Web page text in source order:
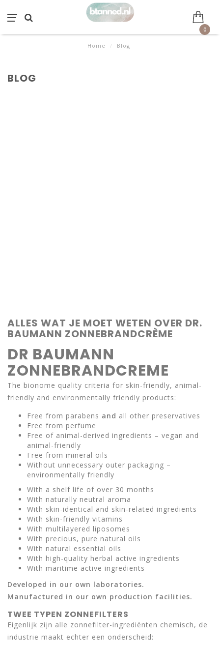
0
Home / Blog
BLOG
ALLES WAT JE MOET WETEN OVER DR.
BAUMANN ZONNEBRANDCRÈME
DR BAUMANN
ZONNEBRANDCREME
The bionome quality criteria for skin-friendly, animal-
friendly and environmentally friendly products:
Free from parabens and all other preservatives
Free from perfume
Free of animal-derived ingredients – vegan and
animal-friendly
Free from mineral oils
Without unnecessary outer packaging –
environmentally friendly
With a shelf life of over 30 months
With naturally neutral aroma
With skin-identical and skin-related ingredients
With skin-friendly vitamins
With multilayered liposomes
With precious, pure natural oils
With natural essential oils
With high-quality herbal active ingredients
With maritime active ingredients
Developed in our own laboratories.
Manufactured in our own production facilities.
TWEE TYPEN ZONNEFILTERS
Eigenlijk zijn alle zonnefilter-ingrediënten chemisch, de
industrie maakt echter een onderscheid: